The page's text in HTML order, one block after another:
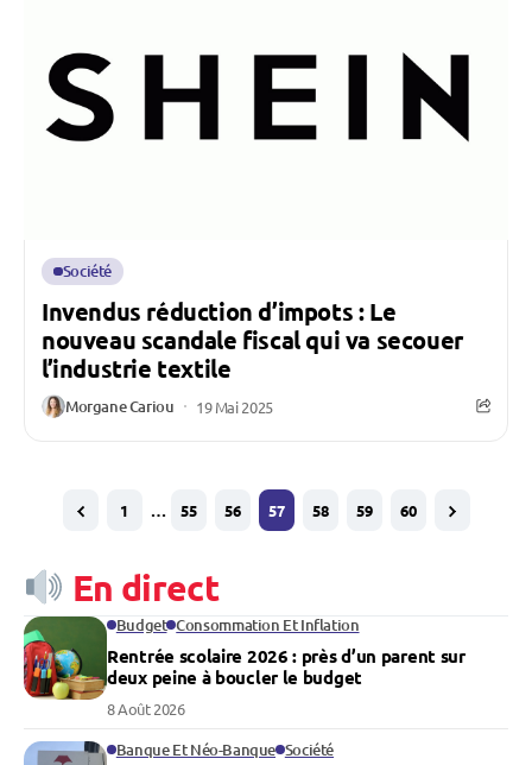
Société
Invendus réduction d’impots : Le
nouveau scandale fiscal qui va secouer
l’industrie textile
Morgane Cariou 19 Mai 2025
1 … 55 56 57 58 59 60
En direct
Budget Consommation Et Inflation
Rentrée scolaire 2026 : près d’un parent sur
deux peine à boucler le budget
8 Août 2026
Banque Et Néo-Banque Société